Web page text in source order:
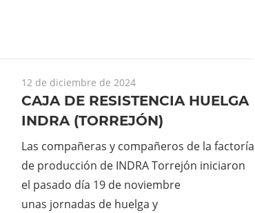
12 de diciembre de 2024
CAJA DE RESISTENCIA HUELGA
INDRA (TORREJÓN)
Las compañeras y compañeros de la factoría
de producción de INDRA Torrejón iniciaron
el pasado día 19 de noviembre
unas jornadas de huelga y